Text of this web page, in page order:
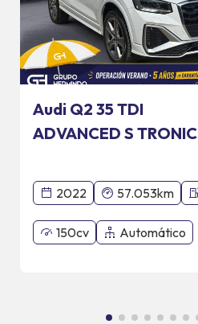
Audi Q2 35 TDI
ADVANCED S TRONIC
2022 57.053km
150cv Automático